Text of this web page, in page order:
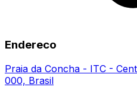
Endereco
Praia da Concha - ITC -
000, Brasil